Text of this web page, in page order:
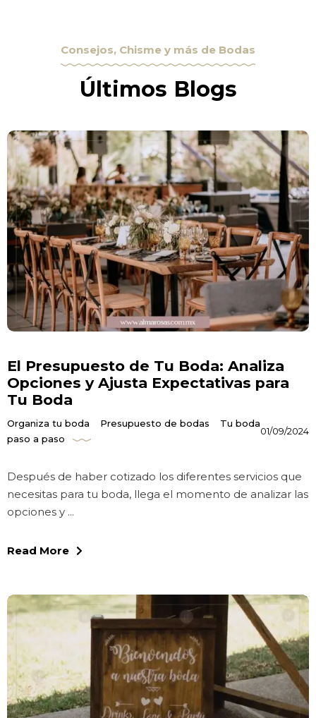
Consejos, Chisme y más de Bodas
Últimos Blogs
El Presupuesto de Tu Boda: Analiza
Opciones y Ajusta Expectativas para
Tu Boda
Organiza tu boda Presupuesto de bodas
Tu boda
paso a paso
01/09/2024
Después de haber cotizado los diferentes servicios que
necesitas para tu boda, llega el momento de analizar las
opciones y ...
Read More